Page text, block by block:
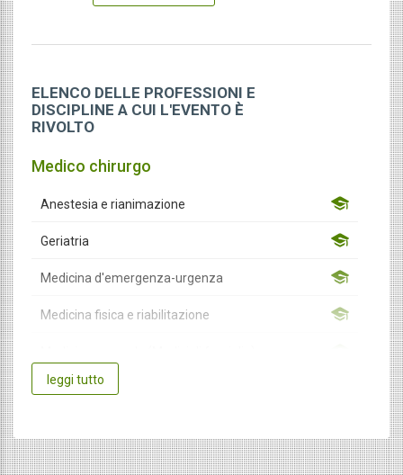
ELENCO DELLE PROFESSIONI E
DISCIPLINE A CUI L'EVENTO È
RIVOLTO
Medico chirurgo
Anestesia e rianimazione
Geriatria
Medicina d'emergenza-urgenza
Medicina fisica e riabilitazione
Medicina interna
Neurologia
leggi tutto